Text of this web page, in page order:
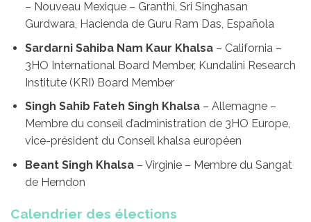
– Nouveau Mexique – Granthi, Sri Singhasan
Gurdwara, Hacienda de Guru Ram Das, Española
Sardarni Sahiba Nam Kaur Khalsa – California –
3HO International Board Member, Kundalini Research
Institute (KRI) Board Member
Singh Sahib Fateh Singh Khalsa – Allemagne –
Membre du conseil d’administration de 3HO Europe,
vice-président du Conseil khalsa européen
Beant Singh Khalsa – Virginie – Membre du Sangat
de Herndon
Calendrier des élections